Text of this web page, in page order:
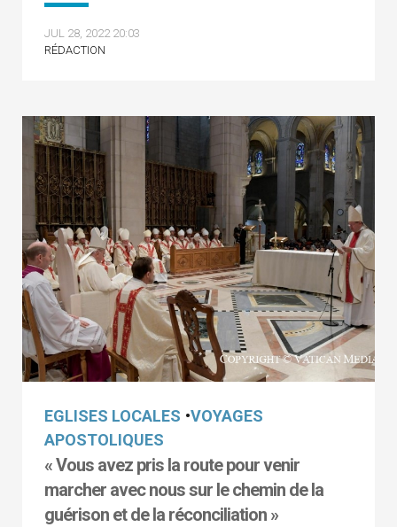
JUL 28, 2022 20:03
RÉDACTION
EGLISES LOCALES •VOYAGES
APOSTOLIQUES
« Vous avez pris la route pour venir
marcher avec nous sur le chemin de la
guérison et de la réconciliation »